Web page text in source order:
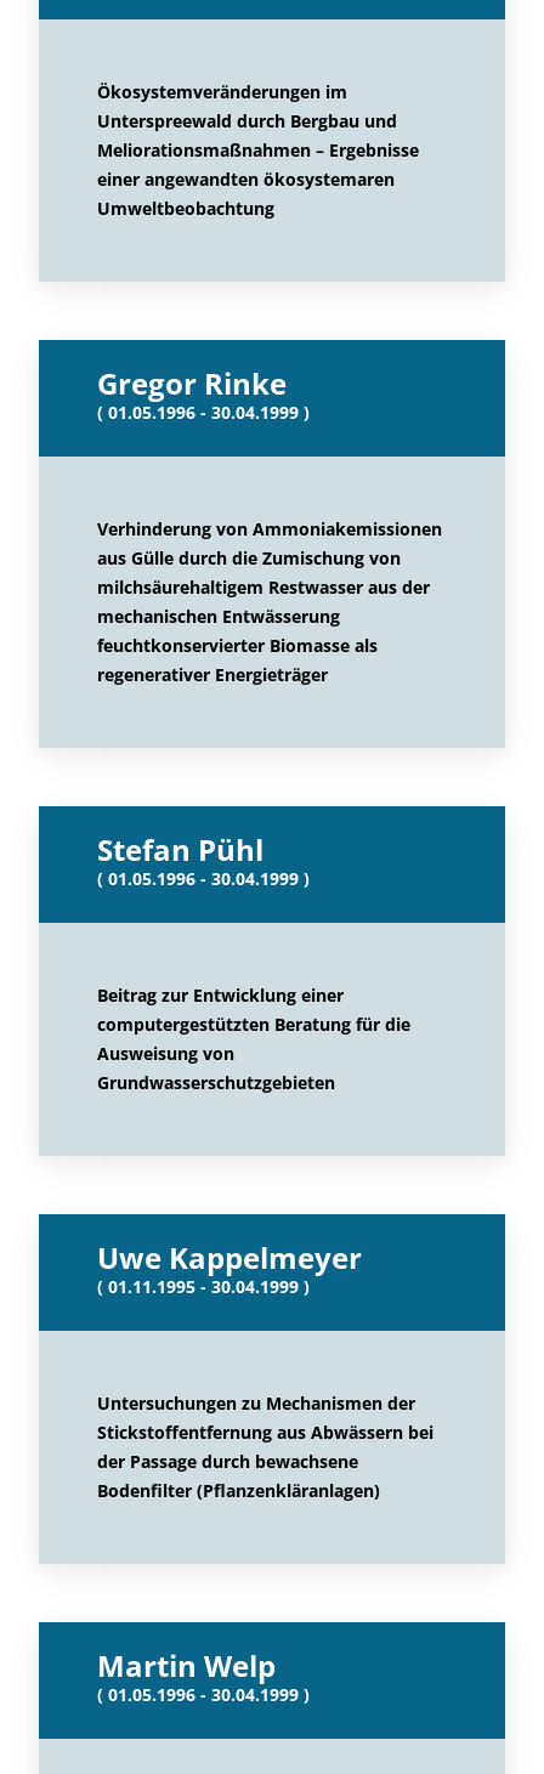
Ökosystemveränderungen im
Unterspreewald durch Bergbau und
Meliorationsmaßnahmen – Ergebnisse
einer angewandten ökosystemaren
Umweltbeobachtung
Gregor Rinke
( 01.05.1996 - 30.04.1999 )
Verhinderung von Ammoniakemissionen
aus Gülle durch die Zumischung von
milchsäurehaltigem Restwasser aus der
mechanischen Entwässerung
feuchtkonservierter Biomasse als
regenerativer Energieträger
Stefan Pühl
( 01.05.1996 - 30.04.1999 )
Beitrag zur Entwicklung einer
computergestützten Beratung für die
Ausweisung von
Grundwasserschutzgebieten
Uwe Kappelmeyer
( 01.11.1995 - 30.04.1999 )
Untersuchungen zu Mechanismen der
Stickstoffentfernung aus Abwässern bei
der Passage durch bewachsene
Bodenfilter (Pflanzenkläranlagen)
Martin Welp
( 01.05.1996 - 30.04.1999 )